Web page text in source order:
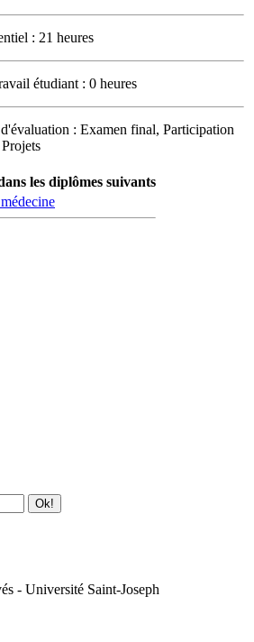
: 21 heures
étudiant : 0 heures
: Examen final, Participation
les diplômes suivants
- Université Saint-Joseph